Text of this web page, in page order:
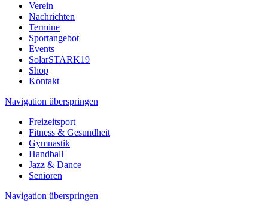
Verein
Nachrichten
Termine
Sportangebot
Events
SolarSTARK19
Shop
Kontakt
Navigation überspringen
Freizeitsport
Fitness & Gesundheit
Gymnastik
Handball
Jazz & Dance
Senioren
Navigation überspringen